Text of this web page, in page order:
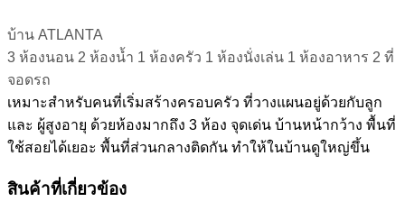
บ้าน ATLANTA
3 ห้องนอน 2 ห้องน้ำ 1 ห้องครัว 1 ห้องนั่งเล่น 1 ห้องอาหาร 2 ที่
จอดรถ
เหมาะสำหรับคนที่เริ่มสร้างครอบครัว ที่วางแผนอยู่ด้วยกับลูก
และ ผู้สูงอายุ ด้วยห้องมากถึง 3 ห้อง จุดเด่น บ้านหน้ากว้าง พื้นที่
ใช้สอยได้เยอะ พื้นที่ส่วนกลางติดกัน ทำให้ในบ้านดูใหญ่ขึ้น
สินค้าที่เกี่ยวข้อง